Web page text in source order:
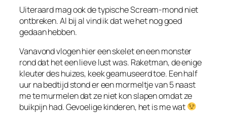
Uiteraard mag ook de typische Scream-mond niet
ontbreken. Al bij al vind ik dat we het nog goed
gedaan hebben.
Vanavond vlogen hier een skelet en een monster
rond dat het een lieve lust was. Raketman, de enige
kleuter des huizes, keek geamuseerd toe. Een half
uur na bedtijd stond er een mormeltje van 5 naast
me te murmelen dat ze niet kon slapen omdat ze
buikpijn had. Gevoelige kinderen, het is me wat